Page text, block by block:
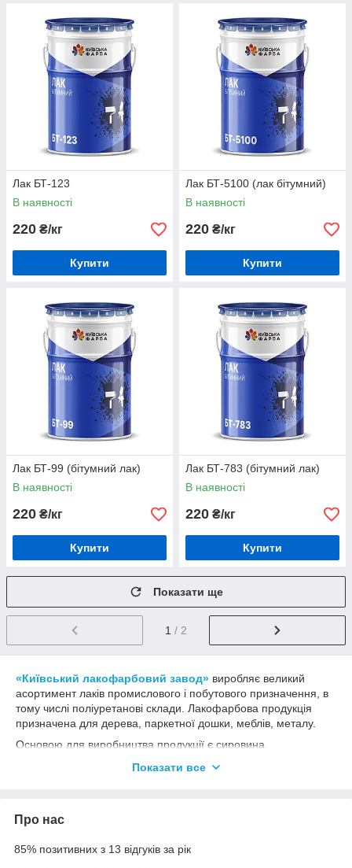
Лак БТ-123
В наявності
220 ₴/кг
Купити
Лак БТ-5100 (лак бітумний)
В наявності
220 ₴/кг
Купити
Лак БТ-99 (бітумний лак)
В наявності
220 ₴/кг
Купити
Лак БТ-783 (бітумний лак)
В наявності
220 ₴/кг
Купити
Показати ще
1 / 2
«Київський лакофарбовий завод» виробляє великий
асортимент лаків промислового і побутового призначення, в
тому числі поліуретанові склади. Лакофарбова продукція
призначена для дерева, паркетної дошки, меблів, металу.
Основою для виробництва продукції є сировина
експлуатаційні якості. Покриття стабільно зберігає свої якості
декоративно-захисними якостями.
Поліуретанові лаки для меблів і металу
Показати все
Про нас
85% позитивних з 13 відгуків за рік